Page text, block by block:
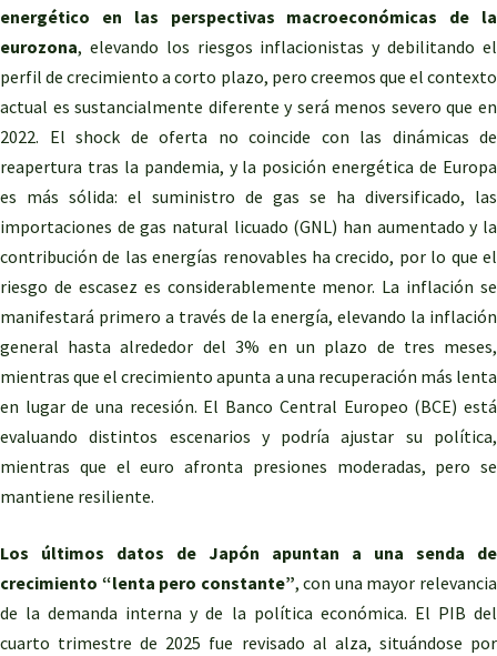
energético en las perspectivas macroeconómicas de la
eurozona, elevando los riesgos inflacionistas y debilitando el
perfil de crecimiento a corto plazo, pero creemos que el contexto
actual es sustancialmente diferente y será menos severo que en
2022. El shock de oferta no coincide con las dinámicas de
reapertura tras la pandemia, y la posición energética de Europa
es más sólida: el suministro de gas se ha diversificado, las
importaciones de gas natural licuado (GNL) han aumentado y la
contribución de las energías renovables ha crecido, por lo que el
riesgo de escasez es considerablemente menor. La inflación se
manifestará primero a través de la energía, elevando la inflación
general hasta alrededor del 3% en un plazo de tres meses,
mientras que el crecimiento apunta a una recuperación más lenta
en lugar de una recesión. El Banco Central Europeo (BCE) está
evaluando distintos escenarios y podría ajustar su política,
mientras que el euro afronta presiones moderadas, pero se
mantiene resiliente.
Los últimos datos de Japón apuntan a una senda de
crecimiento “lenta pero constante”, con una mayor relevancia
de la demanda interna y de la política económica. El PIB del
cuarto trimestre de 2025 fue revisado al alza, situándose por